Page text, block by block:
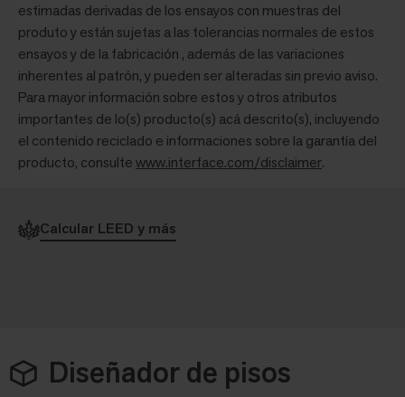
estimadas derivadas de los ensayos con muestras del
produto y están sujetas a las tolerancias normales de estos
ensayos y de la fabricación , además de las variaciones
inherentes al patrón, y pueden ser alteradas sin previo aviso.
Para mayor información sobre estos y otros atributos
importantes de lo(s) producto(s) acá descrito(s), incluyendo
el contenido reciclado e informaciones sobre la garantía del
producto, consultewww.interface.com/disclaimer.
Calcular LEED y más
Diseñador de pisos